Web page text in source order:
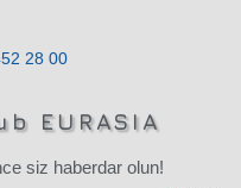
28 00
EURASIA
siz haberdar olun!